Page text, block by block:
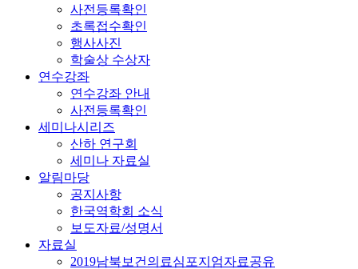
사전등록확인
초록접수확인
행사사진
학술상 수상자
연수강좌
연수강좌 안내
사전등록확인
세미나시리즈
산하 연구회
세미나 자료실
알림마당
공지사항
한국역학회 소식
보도자료/성명서
자료실
2019남북보건의료심포지엄자료공유